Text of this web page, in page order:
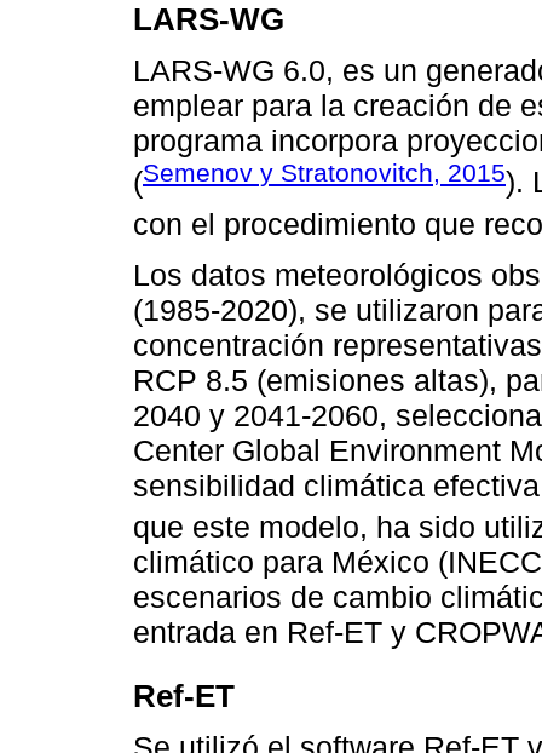
LARS-WG
LARS-WG 6.0, es un
emplear para la creación de
programa incorpora
(Semenov y Stratonovitch, 2015).
con el procedimiento que
Los datos meteorológicos
(1985-2020), se utilizaron
concentración
RCP 8.5 (emisiones altas),
2040 y 2041-2060,
Center Global Environment
sensibilidad climática
que este modelo, ha sido
climático para México
escenarios de cambio
entrada en Ref-ET y
Ref-ET